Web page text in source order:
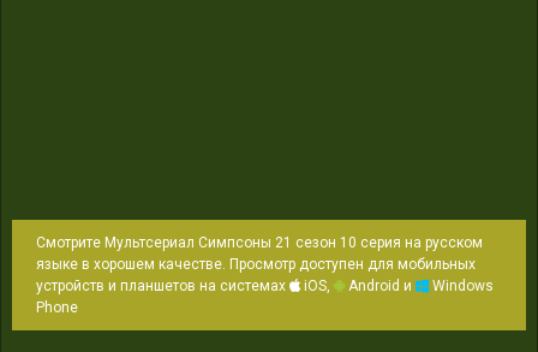
Смотрите Мультсериал Симпсоны 21 сезон 10 серия на русском
языке в хорошем качестве. Просмотр доступен для мобильных
устройств и планшетов на системах
iOS, Android и
Windows
Phone